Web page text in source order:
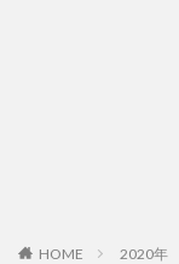
HOME 2020年